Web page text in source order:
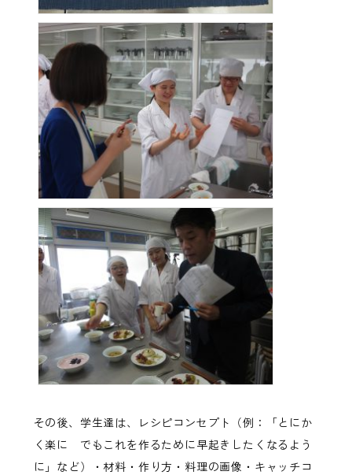
その後、学生達は、レシピコンセプト（例：「とにか
く楽に でもこれを作るために早起きしたくなるよう
に」など）・材料・作り方・料理の画像・キャッチコ